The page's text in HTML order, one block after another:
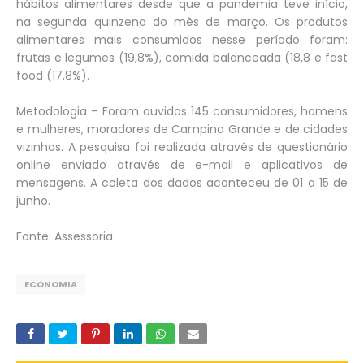
hábitos alimentares desde que a pandemia teve início,
na segunda quinzena do mês de março. Os produtos
alimentares mais consumidos nesse período foram:
frutas e legumes (19,8%), comida balanceada (18,8 e fast
food (17,8%).
Metodologia – Foram ouvidos 145 consumidores, homens
e mulheres, moradores de Campina Grande e de cidades
vizinhas. A pesquisa foi realizada através de questionário
online enviado através de e-mail e aplicativos de
mensagens. A coleta dos dados aconteceu de 01 a 15 de
junho.
Fonte: Assessoria
ECONOMIA